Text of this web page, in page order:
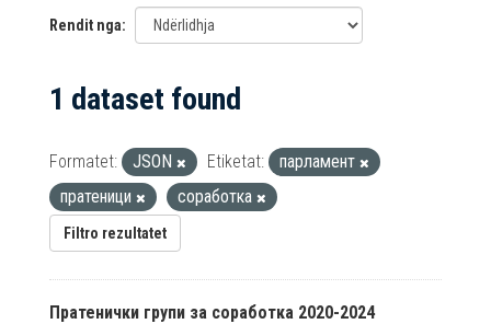
Rendit nga
1 dataset found
Formatet: JSON Etiketat:
парламент
пратеници
соработка
Filtro rezultatet
Пратенички групи за соработка 2020-2024